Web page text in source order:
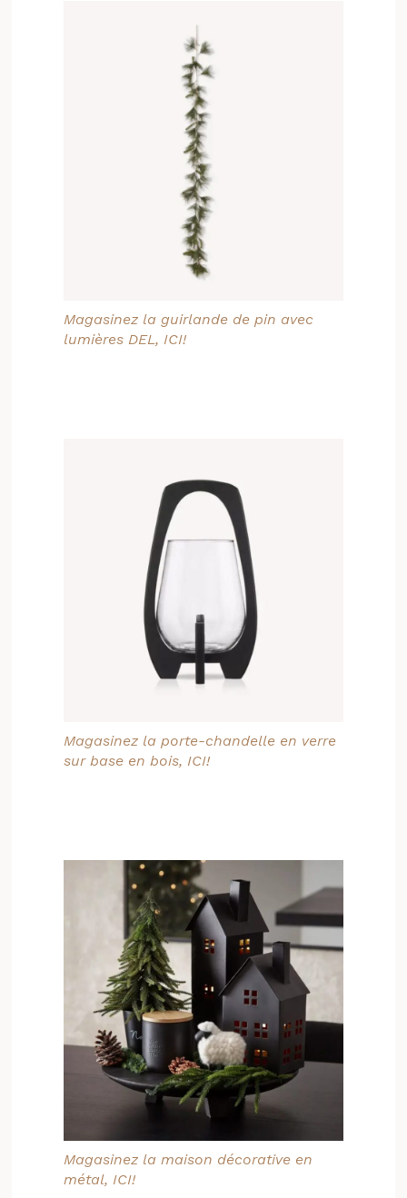
Magasinez la guirlande de pin avec
lumières DEL, ICI!
Magasinez la porte-chandelle en verre
sur base en bois, ICI!
Magasinez la maison décorative en
métal, ICI!